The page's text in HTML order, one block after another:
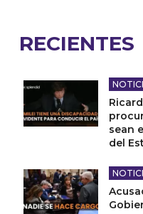
RECIENTES
sean
del